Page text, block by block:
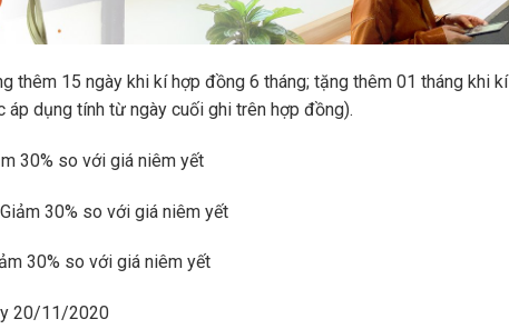
thêm 15 ngày khi kí hợp đồng 6 tháng; tặng thêm 01 tháng khi kí
dụng tính từ ngày cuối ghi trên hợp đồng).
30% so với giá niêm yết
30% so với giá niêm yết
30% so với giá niêm yết
20/11/2020